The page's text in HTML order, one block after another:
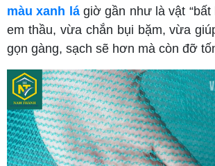
màu xanh lágiờ gần như là vật “bất
em thầu, vừa chắn bụi bặm, vừa
gọn gàng, sạch sẽ hơn mà còn đỡ